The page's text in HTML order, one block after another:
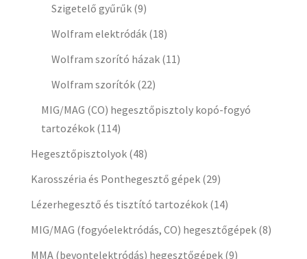
Szigetelő gyűrűk (9)
Wolfram elektródák (18)
Wolfram szorító házak (11)
Wolfram szorítók (22)
MIG/MAG (CO) hegesztőpisztoly kopó-fogyó
tartozékok (114)
Hegesztőpisztolyok (48)
Karosszéria és Ponthegesztő gépek (29)
Lézerhegesztő és tisztító tartozékok (14)
MIG/MAG (fogyóelektródás, CO) hegesztőgépek (8)
MMA (bevontelektródás) hegesztőgépek (9)